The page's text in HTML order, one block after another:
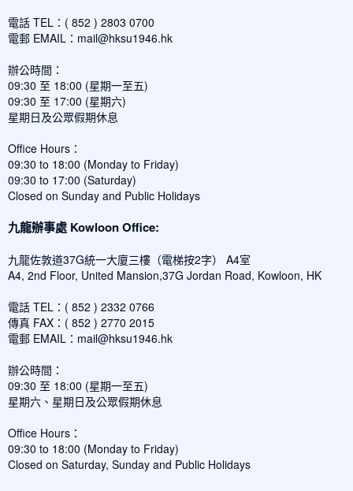
電話 TEL：( 852 ) 2803 0700
電郵 EMAIL： mail@hksu1946.hk
辦公時間：
09:30 至 18:00 (星期一至五)
09:30 至 17:00 (星期六)
星期日及公眾假期休息
Office Hours：
09:30 to 18:00 (Monday to Friday)
09:30 to 17:00 (Saturday)
Closed on Sunday and Public Holidays
九龍辦事處 Kowloon Office:
九龍佐敦道37G統一大廈三樓（電梯按2字） A4室
A4, 2nd Floor, United Mansion,37G Jordan Road, Kowloon, HK
電話 TEL：( 852 ) 2332 0766
傳真 FAX：( 852 ) 2770 2015
電郵 EMAIL： mail@hksu1946.hk
辦公時間：
09:30 至 18:00 (星期一至五)
星期六、星期日及公眾假期休息
Office Hours：
09:30 to 18:00 (Monday to Friday)
Closed on Saturday, Sunday and Public Holidays